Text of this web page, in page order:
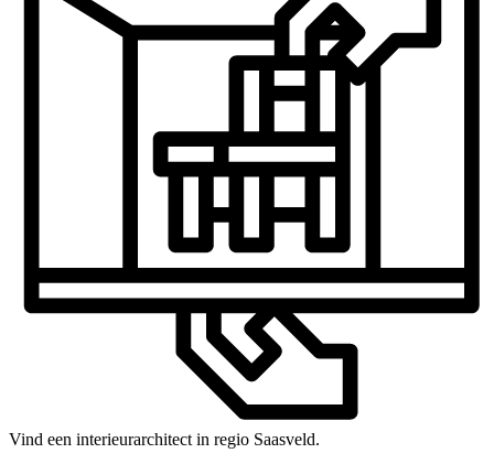
Vind een interieurarchitect in regio Saasveld.